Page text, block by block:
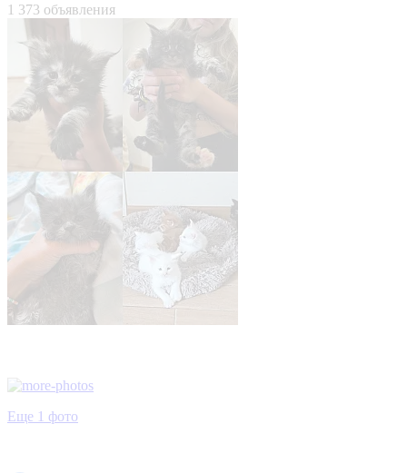
1 373 объявления
Еще 1 фото